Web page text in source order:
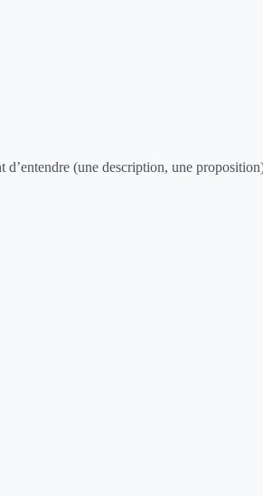
d’entendre (une description, une